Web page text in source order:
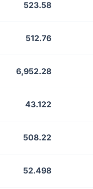
523.58
512.76
6,952.28
43.122
508.22
52.498